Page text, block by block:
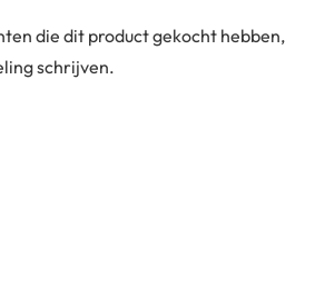
die dit product gekocht hebben,
schrijven.